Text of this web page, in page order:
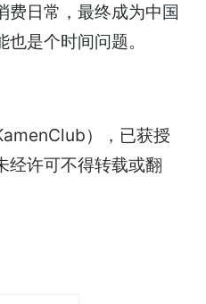
费日常，最终成为中国
是个时间问题。
），已获授
经许可不得转载或翻